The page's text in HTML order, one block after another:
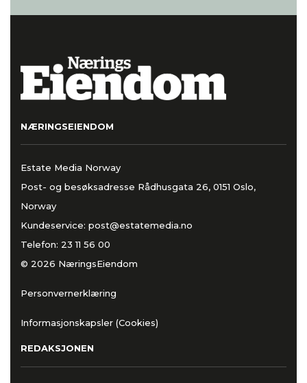
NÆRINGSEIENDOM
Estate Media Norway
Post- og besøksadresse Rådhusgata 26, 0151 Oslo,
Norway
Kundeservice: post@estatemedia.no
Telefon: 23 11 56 00
© 2026 NæringsEiendom
Personvernerklæring
Informasjonskapsler (Cookies)
REDAKSJONEN